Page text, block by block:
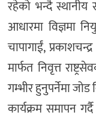
रहेको भन्दै स्थानीय
आधारमा विज्ञमा
चापागाईं,
मार्फत निवृत्त
गम्भीर हुनुपर्नेमा जोड
कार्यक्रम समापन